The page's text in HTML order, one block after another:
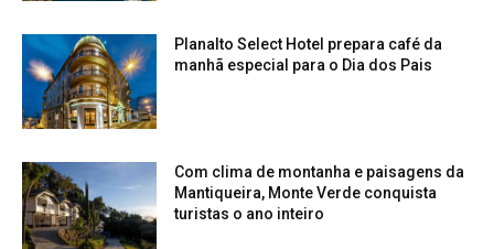
Planalto Select Hotel prepara café da
manhã especial para o Dia dos Pais
Com clima de montanha e paisagens da
Mantiqueira, Monte Verde conquista
turistas o ano inteiro